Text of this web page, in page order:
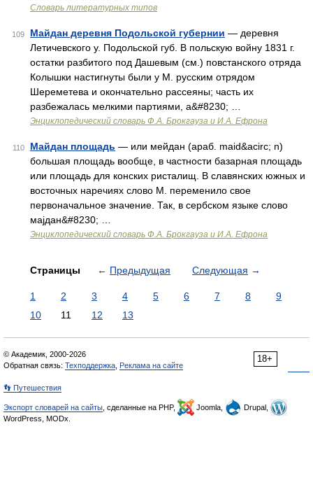
Словарь литературных типов
109 Майдан деревня Подольской губернии — деревня
Летичевского у. Подольской губ. В польскую войну 1831 г.
остатки разбитого под Дашевым (см.) повстанского отряда
Колышки настигнуты были у М. русским отрядом
Шереметева и окончательно рассеяны; часть их
разбежалась мелкими партиями, а&#8230; …
Энциклопедический словарь Ф.А. Брокгауза и И.А. Ефрона
110 Майдан площадь — или мейдан (араб. maid&acirc; n)
большая площадь вообще, в частности базарная площадь
или площадь для конских ристалищ. В славянских южных и
восточных наречиях слово М. переменило свое
первоначальное значение. Так, в сербском языке слово
маjдан&#8230; …
Энциклопедический словарь Ф.А. Брокгауза и И.А. Ефрона
Страницы ← Предыдущая Следующая →
1 2 3 4 5 6 7 8
9
10
11 12 13
18+
© Академик, 2000-2026
Обратная связь: Техподдержка Реклама на сайте
👣 Путешествия
Экспорт словарей на сайты , сделанные на PHP, Joomla,
Drupal,
WordPress, MODx.